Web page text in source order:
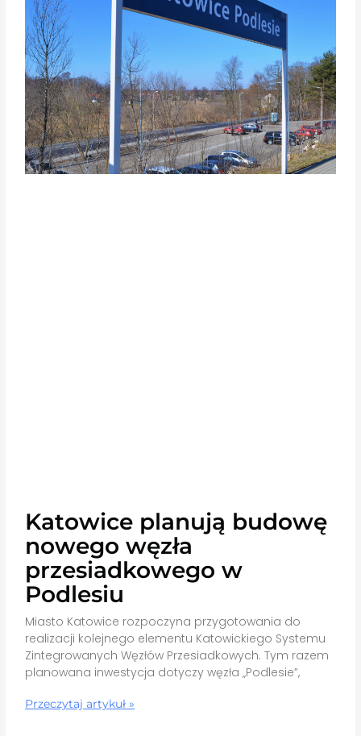
Katowice planują budowę
nowego węzła
przesiadkowego w
Podlesiu
Miasto Katowice rozpoczyna przygotowania do
realizacji kolejnego elementu Katowickiego Systemu
Zintegrowanych Węzłów Przesiadkowych. Tym razem
planowana inwestycja dotyczy węzła „Podlesie”,
Przeczytaj artykuł »